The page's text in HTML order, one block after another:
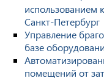
использованием
Санкт-Петербург
Управление
базе
помещений от